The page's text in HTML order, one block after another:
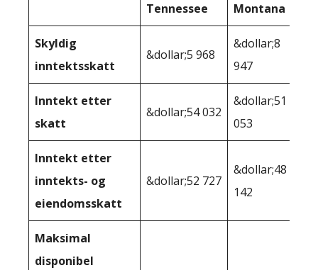
Tennessee Montana
Skyldig
inntektsskatt
&dollar;5 968
&dollar;8
947
Inntekt etter
skatt
&dollar;54 032
&dollar;51
053
Inntekt etter
inntekts- og
eiendomsskatt
&dollar;52 727
&dollar;48
142
Maksimal
disponibel